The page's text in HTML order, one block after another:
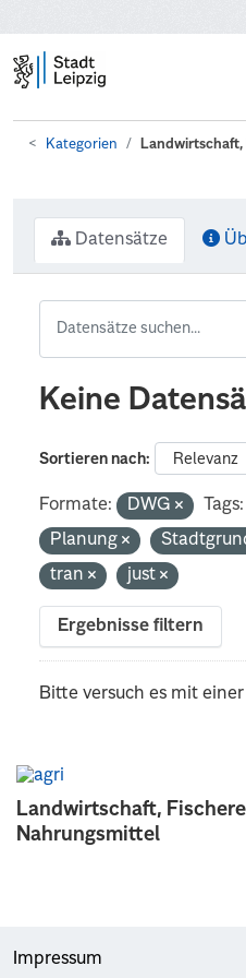
Kategorien Landwirtschaft,
Landwirtschaft,
Nahrungsmittel
Datensätze
Keine
Sortieren nach
Formate: DWG Tags:
Planung
tran
just
Ergebnisse filtern
Bitte versuch es mit
Impressum